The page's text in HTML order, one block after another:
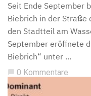
Seit Ende September
Biebrich in der Straße
den Stadtteil am
September eröffnete
Biebrich“ unter ...
chat_bubble 0 Kommentare